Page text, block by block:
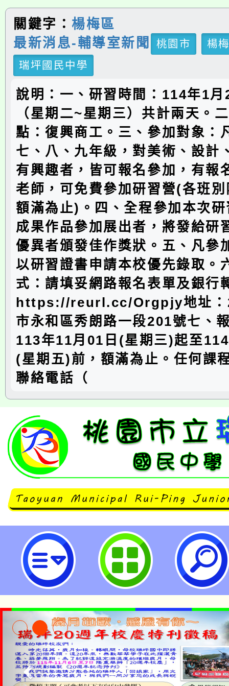
關鍵字： 楊梅區
最新消息-輔導室新聞
桃園市
楊
瑞坪國民中學
說明：一、研習時間：114年1
（星期二~星期三）共計兩天。
點：復興商工。三、參加對象：
七、八、九年級，對美術、設計
有興趣者，皆可報名參加，有報
老師，可免費參加研習營(各班
額滿為止)。四、全程參加本次
成果作品參加展出者，將發給研
優異者頒發佳作獎狀。五、凡參
以研習證書申請本校優先錄取。
式：請填妥網路報名表單及銀行
https://reurl.cc/Orgpjy地址：
市永和區秀朗路一段201號七、
113年11月01日(星期三)起至
(星期五)前，額滿為止。任何課
聯絡電話（
轉知復興商工辦理「114年寒假青
間、設計、電繪研習營」活動簡章
民中學